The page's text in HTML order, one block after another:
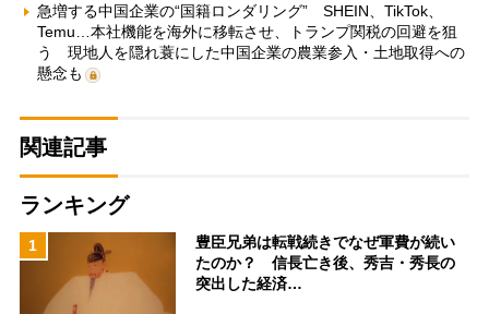
急増する中国企業の“国籍ロンダリング” SHEIN、TikTok、
Temu…本社機能を海外に移転させ、トランプ関税の回避を狙
う 現地人を隠れ蓑にした中国企業の農業参入・土地取得への
懸念も
関連記事
ランキング
1
豊臣兄弟は転戦続きでなぜ軍費が続い
たのか？ 信長亡き後、秀吉・秀長の
突出した経済…